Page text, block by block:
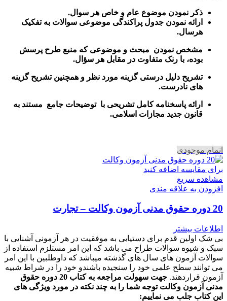
ذکر نمودن موضوع عام و خاص هر سوال.
ارائه نمودن جدول پراکندگی موضوعی سوالات به تفکیک
هرسال.
مشخص نمودن مبحث و موضوعی که منبع طرح پرسش
بوده، با رنک متفاوت در مقابل هر سؤال.
تشریح دلیل درستی گزینه مورد نظر و همچنین تشریح گزینه
های نادرست.
ارائه پاسخنامه کامل تشریحی با توضیحات جامع مستند به
قانون جدید مجازات اسلامی.
اتمام موجودی
برای مقایسه اضافه کنید
مشاهده سریع
افزودن به علاقه مندی
20 دوره حقوق مدنی آزمون وکالت – تجارت
اطلاعات بیشتر
بی شک اولین قدم برای دستیابی به موفقیت در هر آزمونی آشنایی با
سبک و شیوه سوالات طراح می باشد که این امر مستلزم استفاده از
سوالات آزمون های سال های گذشته میباشد که داوطلبین با این امر
می توانند سطح علمی خود را سنجیده باشندو خود را در شراط شبیه
آزمون قراردهند.
جهت سهولت مراجعه به کتاب 20 دوره حقوق
مدنی آزمون وکالت توجه شما را به چند نکته در مورد ویژگی های
این کتاب جلب می نماییم: